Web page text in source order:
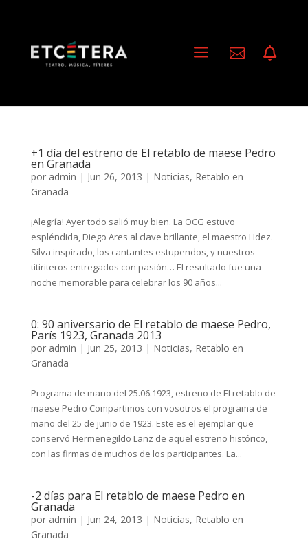
a  
+1 día del estreno de El retablo de maese Pedro
en Granada
por admin | Jun 26, 2013 | Noticias, Retablo en
Granada
¡Alegría! Ayer todo salió muy bien. La OCG estuvo
espléndida, Diego Ares al clave brillante, el maestro Hdez.
Silva inspirado, los cantantes estupendos, y nuestros
titiriteros entregados con pasión… El resultado fue una
noche memorable para celebrar los 90 años...
0: 90 aniversario de El retablo de maese Pedro,
París 1923, Granada 2013
por admin | Jun 25, 2013 | Noticias, Retablo en
Granada
Programa de mano del 25.06.1923, estreno de El retablo de
maese Pedro Compartimos con vosotros el programa de
mano del 25 de junio de 1923. Este es el ejemplar que
conservó Hermenegildo Lanz de aquel estreno histórico,
con las firmas de muchos de los participantes. La...
-2 días para El retablo de maese Pedro en
Granada
por admin | Jun 24, 2013 | Noticias, Retablo en
Granada